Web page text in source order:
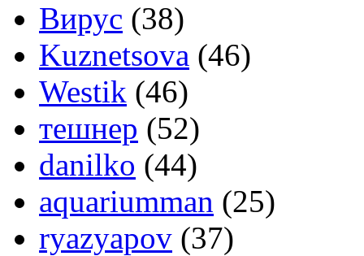
Вирус (38)
Kuznetsova (46)
Westik (46)
тешнер (52)
danilko (44)
aquariumman (25)
ryazyapov (37)